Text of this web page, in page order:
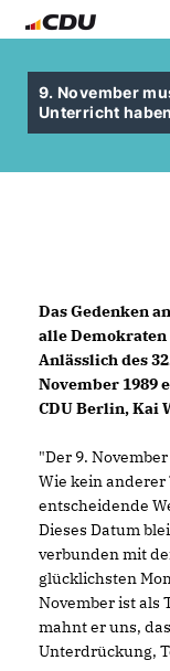
9. November
Unterricht haben
Das Gedenken
alle Demokraten
Anlässlich des
November 1989
CDU Berlin, Kai
"Der 9.
Wie kein anderer
entscheidende
Dieses Datum
verbunden mit
glücklichsten
November ist als
mahnt er uns,
Unterdrückung,